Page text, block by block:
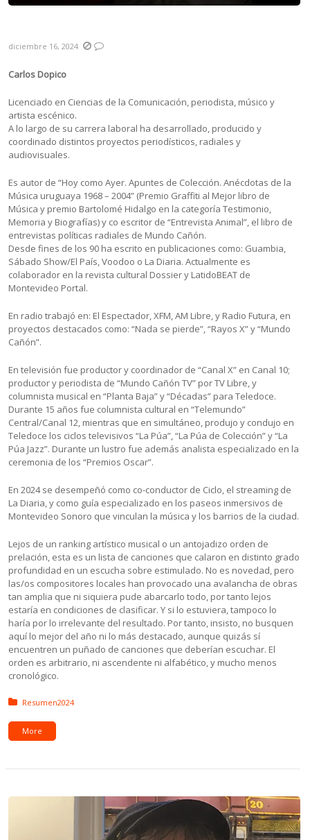
diciembre 16, 2024
Carlos Dopico
Licenciado en Ciencias de la Comunicación, periodista, músico y
artista escénico.
A lo largo de su carrera laboral ha desarrollado, producido y
coordinado distintos proyectos periodísticos, radiales y
audiovisuales.
Es autor de “Hoy como Ayer. Apuntes de Colección. Anécdotas de la
Música uruguaya 1968 – 2004” (Premio Graffiti al Mejor libro de
Música y premio Bartolomé Hidalgo en la categoría Testimonio,
Memoria y Biografías) y co escritor de “Entrevista Animal”, el libro de
entrevistas políticas radiales de Mundo Cañón.
Desde fines de los 90 ha escrito en publicaciones como: Guambia,
Sábado Show/El País, Voodoo o La Diaria. Actualmente es
colaborador en la revista cultural Dossier y LatidoBEAT de
Montevideo Portal.
En radio trabajó en: El Espectador, XFM, AM Libre, y Radio Futura, en
proyectos destacados como: “Nada se pierde”, “Rayos X” y “Mundo
Cañón”.
En televisión fue productor y coordinador de “Canal X” en Canal 10;
productor y periodista de “Mundo Cañón TV” por TV Libre, y
columnista musical en “Planta Baja” y “Décadas” para Teledoce.
Durante 15 años fue columnista cultural en “Telemundo”
Central/Canal 12, mientras que en simultáneo, produjo y condujo en
Teledoce los ciclos televisivos “La Púa”, “La Púa de Colección” y “La
Púa Jazz”. Durante un lustro fue además analista especializado en la
ceremonia de los “Premios Oscar”.
En 2024 se desempeñó como co-conductor de Ciclo, el streaming de
La Diaria, y como guía especializado en los paseos inmersivos de
Montevideo Sonoro que vinculan la música y los barrios de la ciudad.
Lejos de un ranking artístico musical o un antojadizo orden de
prelación, esta es un lista de canciones que calaron en distinto grado
profundidad en un escucha sobre estimulado. No es novedad, pero
las/os compositores locales han provocado una avalancha de obras
tan amplia que ni siquiera pude abarcarlo todo, por tanto lejos
estaría en condiciones de clasificar. Y si lo estuviera, tampoco lo
haría por lo irrelevante del resultado. Por tanto, insisto, no busquen
aquí lo mejor del año ni lo más destacado, aunque quizás sí
encuentren un puñado de canciones que deberían escuchar. El
orden es arbitrario, ni ascendente ni alfabético, y mucho menos
cronológico.
Posted in:
Resumen2024
More